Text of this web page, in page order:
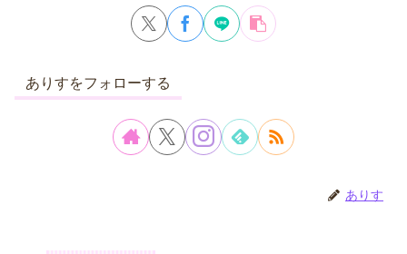
ありすをフォローする
ありす